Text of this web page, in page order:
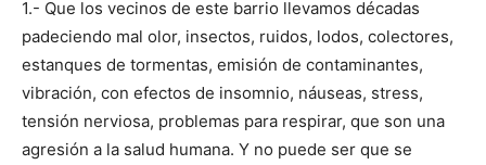
1.- Que los vecinos de este barrio llevamos décadas
padeciendo mal olor, insectos, ruidos, lodos, colectores,
estanques de tormentas, emisión de contaminantes,
vibración, con efectos de insomnio, náuseas, stress,
tensión nerviosa, problemas para respirar, que son una
agresión a la salud humana. Y no puede ser que se